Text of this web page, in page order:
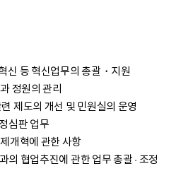
신 등 혁신업무의 총괄・지원
정원의 관리
제도의 개선 및 민원실의 운영
심판 업무
개혁에 관한 사항
의 협업추진에 관한 업무 총괄 · 조정